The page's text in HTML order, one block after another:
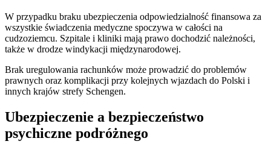
W przypadku braku ubezpieczenia odpowiedzialność finansowa za
wszystkie świadczenia medyczne spoczywa w całości na
cudzoziemcu. Szpitale i kliniki mają prawo dochodzić należności,
także w drodze windykacji międzynarodowej.
Brak uregulowania rachunków może prowadzić do problemów
prawnych oraz komplikacji przy kolejnych wjazdach do Polski i
innych krajów strefy Schengen.
Ubezpieczenie a bezpieczeństwo
psychiczne podróżnego